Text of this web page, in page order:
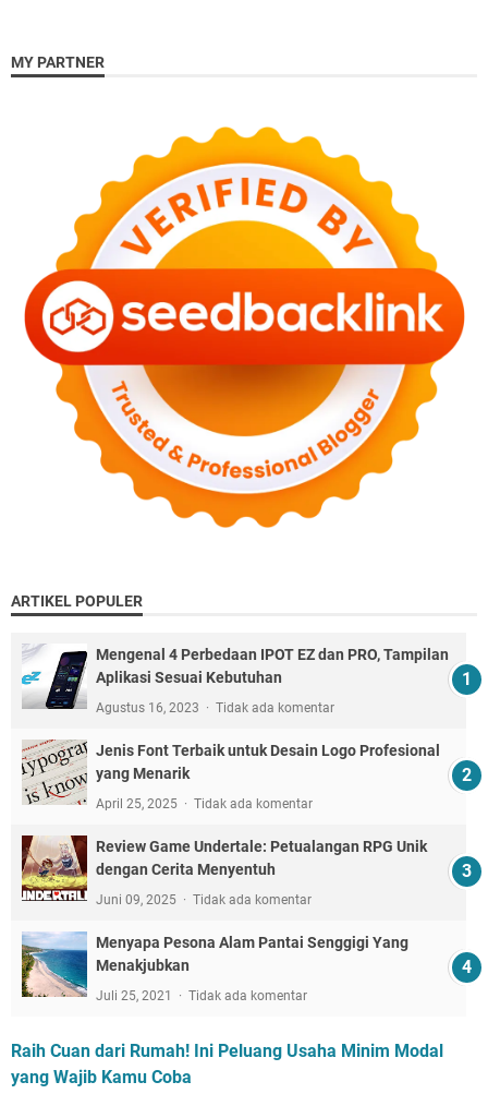
MY PARTNER
ARTIKEL POPULER
Mengenal 4 Perbedaan IPOT EZ dan PRO, Tampilan
Aplikasi Sesuai Kebutuhan
Agustus 16, 2023 Tidak ada komentar
Jenis Font Terbaik untuk Desain Logo Profesional
yang Menarik
April 25, 2025 Tidak ada komentar
Review Game Undertale: Petualangan RPG Unik
dengan Cerita Menyentuh
Juni 09, 2025 Tidak ada komentar
Menyapa Pesona Alam Pantai Senggigi Yang
Menakjubkan
Juli 25, 2021 Tidak ada komentar
Raih Cuan dari Rumah! Ini Peluang Usaha Minim Modal
yang Wajib Kamu Coba